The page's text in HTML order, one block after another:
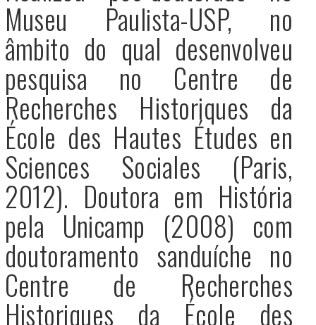
Museu Paulista-USP, no
âmbito do qual desenvolveu
pesquisa no Centre de
Recherches Historiques da
École des Hautes Études en
Sciences Sociales (Paris,
2012). Doutora em História
pela Unicamp (2008) com
doutoramento sanduíche no
Centre de Recherches
Historiques da École des